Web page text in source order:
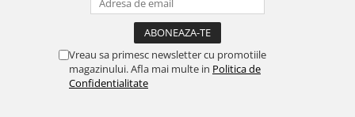
Plante Aromatice
Plante furajere
Vreau sa primesc newsletter cu promotiile
magazinului. Afla mai multe in Politica de
Confidentialitate